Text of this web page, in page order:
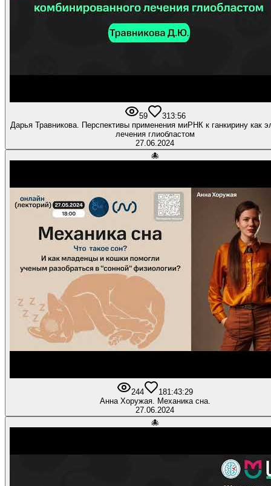
59 313:56
Дарья Травникова. Перспективы применения миРНК к ганкирину как
лечения глиобластом
27.06.2024
🐙
244 181:43:29
Анна Хоружая. Механика сна.
27.06.2024
🐙